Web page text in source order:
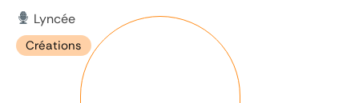
Lyncée
Créations